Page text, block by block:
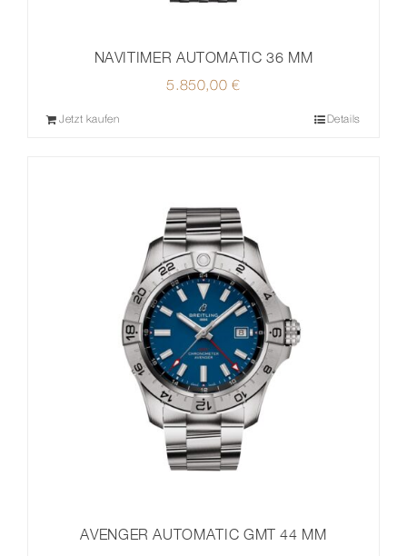
NAVITIMER AUTOMATIC 36 MM
5.850,00€
Jetzt kaufen Details
AVENGER AUTOMATIC GMT 44 MM